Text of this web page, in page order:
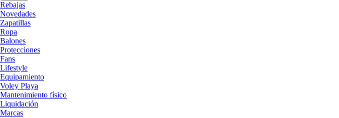
Rebajas
Novedades
Zapatillas
Ropa
Balones
Protecciones
Fans
Lifestyle
Equipamiento
Voley Playa
Mantenimiento físico
Liquidación
Marcas